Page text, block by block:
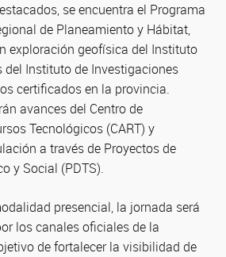
se encuentra el Programa
de Planeamiento y Hábitat,
exploración geofísica del Instituto
del Instituto de Investigaciones
certificados en la provincia.
avances del Centro de
Tecnológicos (CART) y
a través de Proyectos de
y Social (PDTS).
presencial, la jornada será
los canales oficiales de la
de fortalecer la visibilidad de